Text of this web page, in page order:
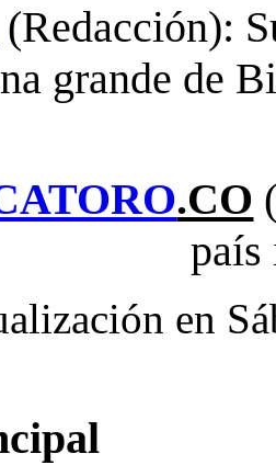
(Redacción):
grande de
.CO
país
en